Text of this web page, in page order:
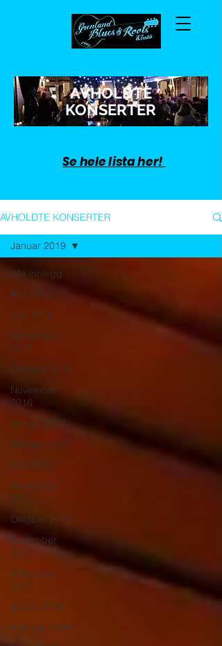
AVHOLDTE
KONSERTER
Se hele lista her!
AVHOLDTE KONSERTER
Alle innlegg
Mai 2016
Juni 2016
September
2016
Oktober 2016
November
2016
Januar 2017
Februar 2017
April 2017
September
2017
Oktober 2017
November
2017
Desember
2017
januar 2018
Februar 2018
Januar 2019